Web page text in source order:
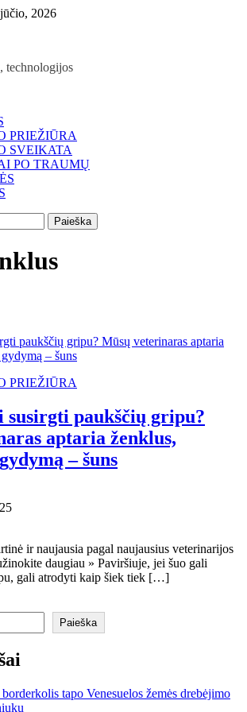
2026
technologijos
PRIEŽIŪRA
SVEIKATA
PO TRAUMŲ
PRIEŽIŪRA
susirgti paukščių gripu?
aptaria ženklus,
– šuns
ir naujausia pagal naujausius veterinarijos
daugiau » Paviršiuje, jei šuo gali
gali atrodyti kaip šiek tiek […]
Paieška
tapo Venesuelos žemės drebėjimo